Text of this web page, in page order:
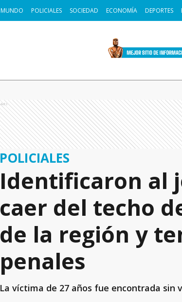
MUNDO POLICIALES SOCIEDAD ECONOMÍA DEPORTES
Ads
POLICIALES
Identificaron al
caer del techo
de la región y
penales
La víctima de 27 años fue encontrada sin